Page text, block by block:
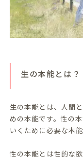
生の本能とは？
生の本能とは、人間
めの本能です。性の
いくために必要な本能
性の本能とは性的な